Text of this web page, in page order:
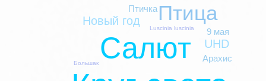
Салют
Птица
UHD
Новый год
Птичка
Арахис
9 мая
Luscinia luscinia
Большак